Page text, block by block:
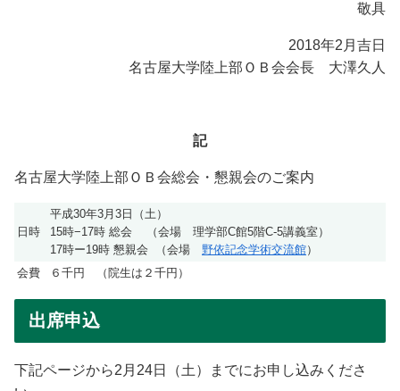
敬具
2018年2月吉日
名古屋大学陸上部ＯＢ会会長 大澤久人
記
名古屋大学陸上部ＯＢ会総会・懇親会のご案内
日時
平成30年3月3日（土）
15時−17時 総会 （会場 理学部C館5階C-5講義室）
17時ー19時 懇親会 （会場 野依記念学術交流館）
会費
６千円 （院生は２千円）
出席申込
下記ページから2月24日（土）までにお申し込みくださ